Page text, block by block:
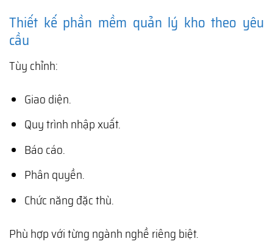
Thiết kế phần mềm quản lý kho theo yêu
cầu
Tùy chỉnh:
Giao diện.
Quy trình nhập xuất.
Báo cáo.
Phân quyền.
Chức năng đặc thù.
Phù hợp với từng ngành nghề riêng biệt.